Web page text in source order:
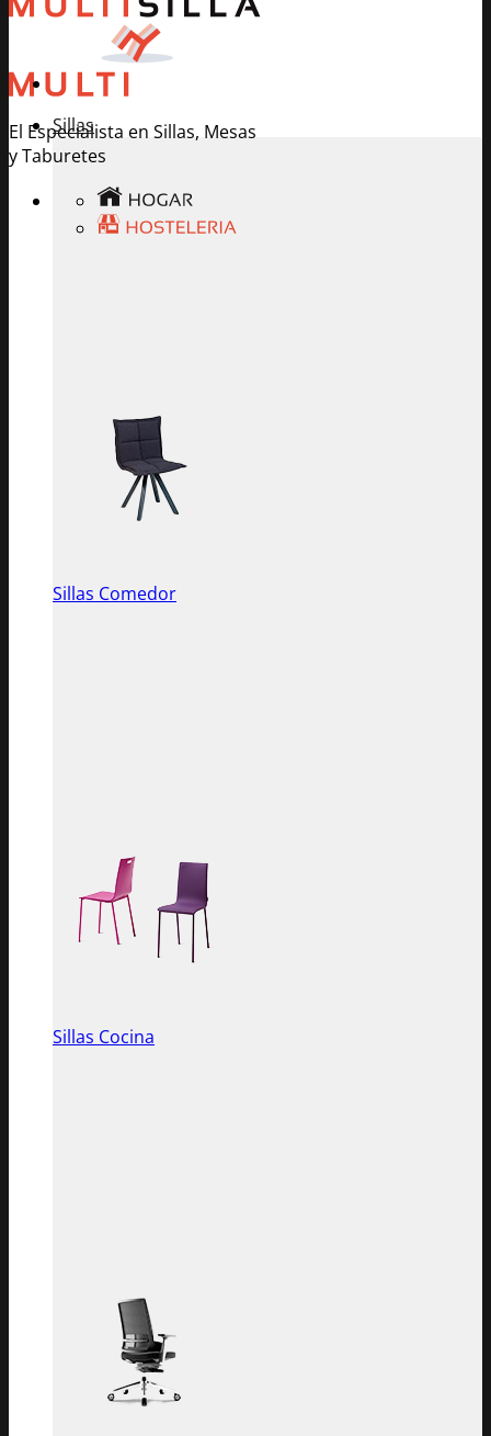
El Especialista en Sillas, Mesas
y Taburetes
Sillas
Sillas Comedor
Sillas Cocina